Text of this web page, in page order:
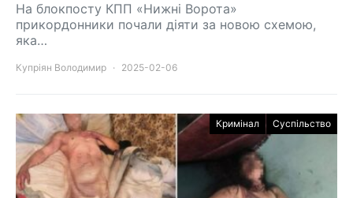
На блокпосту КПП «Нижні Ворота»
прикордонники почали діяти за новою схемою,
яка…
Купріян Володимир 2025-02-06
Кримінал Суспільство